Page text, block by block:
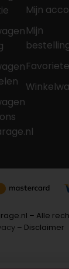
Mijn
Mijn
– Alle
– Disclaimer